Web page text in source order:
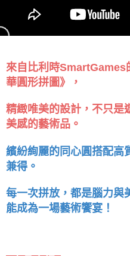
來自比利時SmartGames
華圓形拼圖》，
精緻唯美的設計，不只是
美感的藝術品。
繽紛絢麗的同心圓搭配高
兼得。
每一次拼放，都是腦力與
能成為一場藝術饗宴！